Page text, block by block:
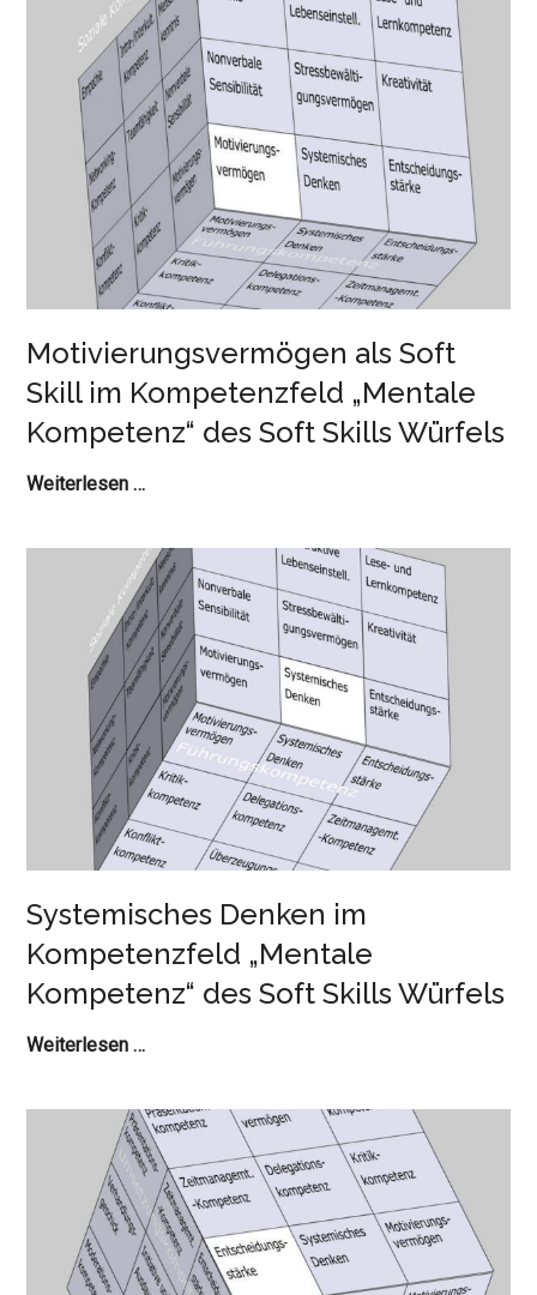
Skill
im
Kompetenzfeld
„Mentale
Kompetenz“
des
Soft
Skills
Würfels
Motivierungsvermögen als Soft
Skill im Kompetenzfeld „Mentale
Kompetenz“ des Soft Skills Würfels
Weiterlesen …Motivierungsvermögen
Soft
Skill
im
Kompetenzfeld
„Mentale
Kompetenz“
des
Soft
Skills
Würfels
Systemisches Denken im
Kompetenzfeld „Mentale
Kompetenz“ des Soft Skills Würfels
Weiterlesen …Systemisches
im
Kompetenzfeld
„Mentale
Kompetenz“
des
Soft